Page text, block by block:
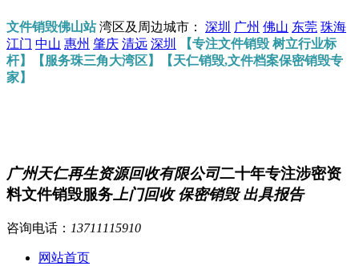
文件销毁佛山站湾区及周边城市： 深圳 广州 佛山 东莞 珠海
江门 中山 惠州 肇庆 清远 深圳
【专注文件销毁 树立行业标
杆】【服务珠三角大湾区】【天仁销毁,文件档案保密销毁专
家】
广州天仁再生资源回收有限公司二十年专注涉密资
料文件销毁服务 上门回收 保密销毁 出具报告
咨询电话： 13711115910
网站首页